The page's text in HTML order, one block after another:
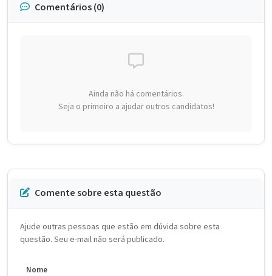
Comentários (0)
Ainda não há comentários.
Seja o primeiro a ajudar outros candidatos!
Comente sobre esta questão
Ajude outras pessoas que estão em dúvida sobre esta
questão. Seu e-mail não será publicado.
Nome